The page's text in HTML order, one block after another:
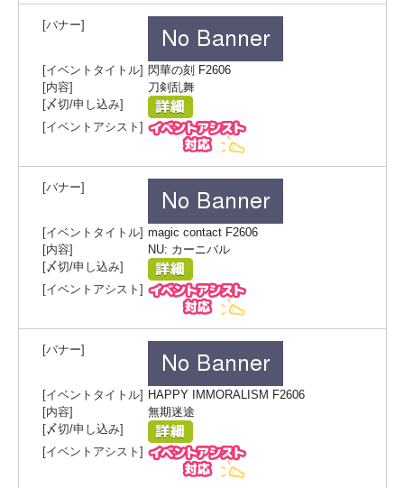
閃華の刻 F2606
刀剣乱舞
magic contact F2606
NU: カーニバル
HAPPY IMMORALISM F2606
無期迷途